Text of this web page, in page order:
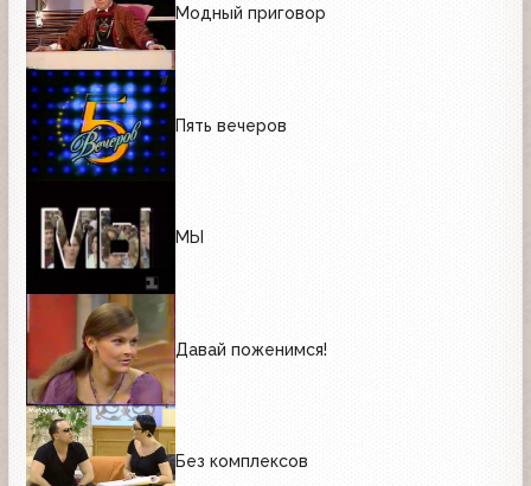
Модный приговор
Пять вечеров
МЫ
Давай поженимся!
Без комплексов